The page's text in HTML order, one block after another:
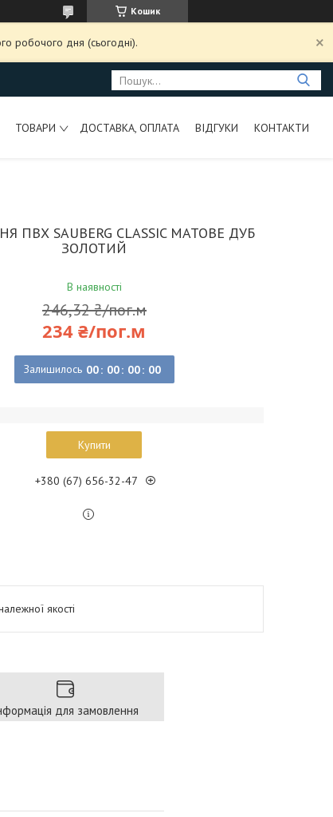
Кошик
робочого дня (сьогодні).
ТОВАРИ ДОСТАВКА, ОПЛАТА ВІДГУКИ КОНТАКТИ
ПВХ SAUBERG CLASSIC МАТОВЕ ДУБ
ЗОЛОТИЙ
В наявності
246,32 ₴/пог.м
234 ₴/пог.м
Залишилось 00 00 00 00
Купити
+380 (67) 656-32-47
якості
для замовлення